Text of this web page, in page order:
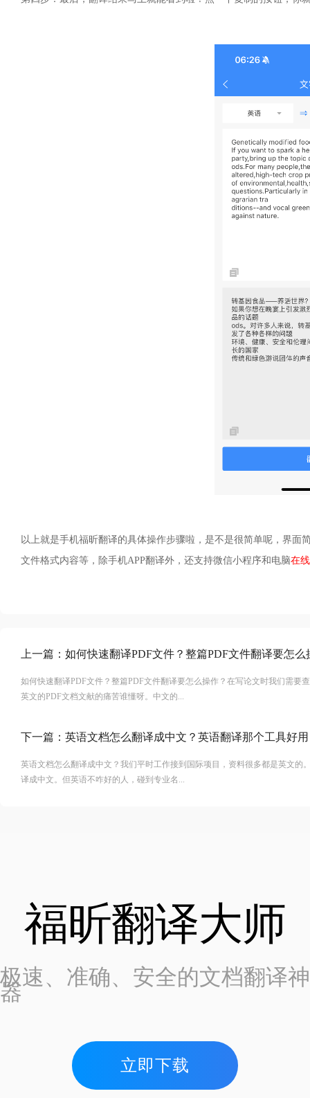
以上就是手机福昕翻译的具体操作步骤啦，是不是很简单呢，界
文件格式内容等，除手机APP翻译外，还支持微信小程序和电脑在
上一篇： 如何快速翻译PDF文件？整篇PDF文件翻译要怎么
如何快速翻译PDF文件？整篇PDF文件翻译要怎么操作？在写论文时我们需要
英文的PDF文档文献的痛苦谁懂呀。中文的...
下一篇： 英语文档怎么翻译成中文？英语翻译那个工具好
英语文档怎么翻译成中文？我们平时工作接到国际项目，资料很多都是英文的
译成中文。但英语不咋好的人，碰到专业名...
福昕翻译大师
极速、准确、安全的文档翻译神
器
立即下载